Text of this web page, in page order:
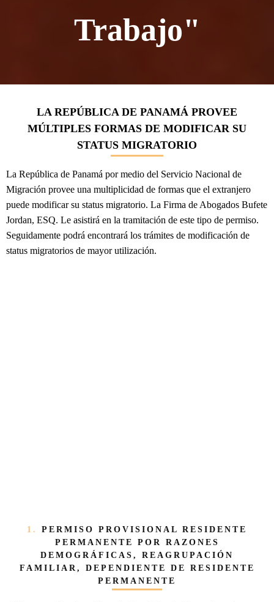
Trabajo"
LA REPÚBLICA DE PANAMÁ PROVEE
MÚLTIPLES FORMAS DE MODIFICAR SU
STATUS MIGRATORIO
La República de Panamá por medio del Servicio Nacional de
Migración provee una multiplicidad de formas que el extranjero
puede modificar su status migratorio. La Firma de Abogados Bufete
Jordan, ESQ. Le asistirá en la tramitación de este tipo de permiso.
Seguidamente podrá encontrará los trámites de modificación de
status migratorios de mayor utilización.
1. PERMISO PROVISIONAL RESIDENTE
PERMANENTE POR RAZONES
DEMOGRÁFICAS, REAGRUPACIÓN
FAMILIAR, DEPENDIENTE DE RESIDENTE
PERMANENTE